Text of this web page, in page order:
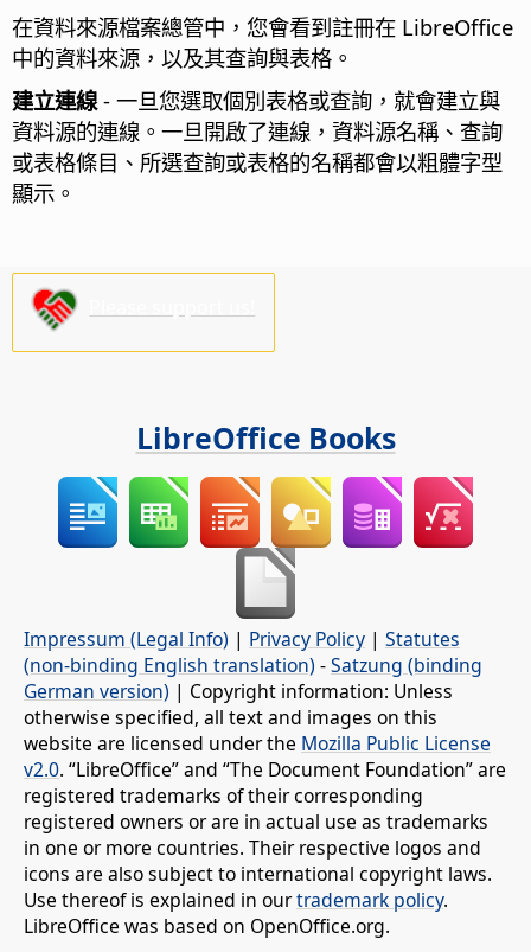
在資料來源檔案總管中，您會看到註冊在 LibreOffice
中的資料來源，以及其查詢與表格。
建立連線 - 一旦您選取個別表格或查詢，就會建立與
資料源的連線。一旦開啟了連線，資料源名稱、查詢
或表格條目、所選查詢或表格的名稱都會以粗體字型
顯示。
LibreOffice Books
Impressum (Legal Info) | Privacy Policy | Statutes
(non-binding English translation) -Satzung (binding
German version) | Copyright information: Unless
otherwise specified, all text and images on this
website are licensed under the Mozilla Public License
v2.0. “LibreOffice” and “The Document Foundation” are
registered trademarks of their corresponding
registered owners or are in actual use as trademarks
in one or more countries. Their respective logos and
icons are also subject to international copyright laws.
Use thereof is explained in ourtrademark policy.
LibreOffice was based on OpenOffice.org.